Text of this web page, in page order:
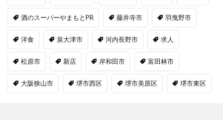
酒のスーパーやまもとPR 藤井寺市 羽曳野市
洋食 泉大津市 河内長野市 求人
松原市 新店 岸和田市 富田林市
大阪狭山市 堺市西区 堺市美原区 堺市東区